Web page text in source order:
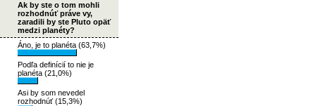
Ak by ste o tom mohli
rozhodnúť práve vy,
zaradili by ste Pluto opäť
medzi planéty?
Áno, je to planéta (63,7%)
Podľa definícií to nie je
planéta (21,0%)
Asi by som nevedel
rozhodnúť (15,3%)